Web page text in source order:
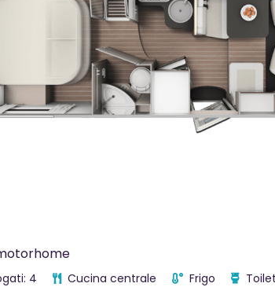
4 Cucina centrale Frigo Toilet